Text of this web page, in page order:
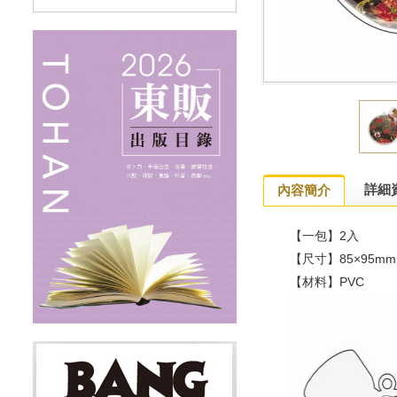
內容簡介 詳細
【一包】2入
【尺寸】85×95mm
【材料】PVC